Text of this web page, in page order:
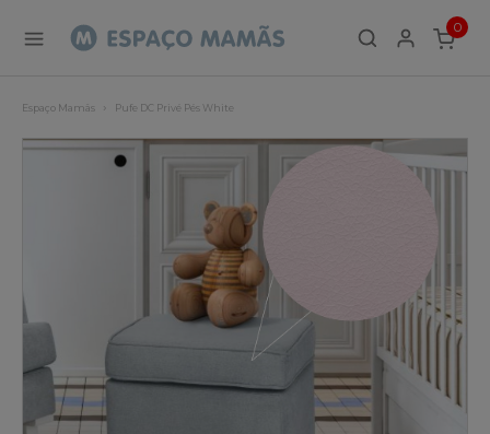
0
ITEMS
Espaço Mamãs Pufe DC Privé Pés White